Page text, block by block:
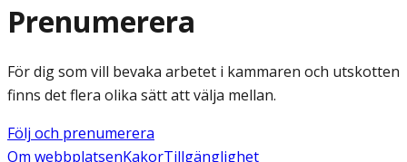
Prenumerera
För dig som vill bevaka arbetet i kammaren och utskotten
finns det flera olika sätt att välja mellan.
Följ och prenumerera
Om webbplatsenKakorTillgänglighet